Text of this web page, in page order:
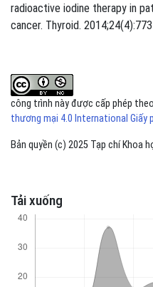
Tải xuống
radioactive iodine therapy in
cancer. Thyroid.
công trình này được cấp phép theo
thương mại 4.0 International Giấy
Bản quyền (c) 2025 Tạp chí Khoa